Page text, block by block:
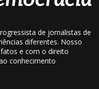
de jornalistas de
diferentes. Nosso
e com o direito
conhecimento